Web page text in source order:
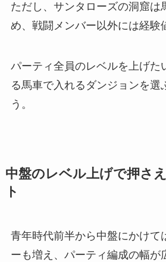
ただし、サンタローズの洞窟は
め、戦闘メンバー以外には経験
パーティ全員のレベルを上げた
る馬車で入れるダンジョンを選
う。
中盤のレベル上げで押さ
ト
青年時代前半から中盤にかけて
ーも増え、パーティ編成の幅が